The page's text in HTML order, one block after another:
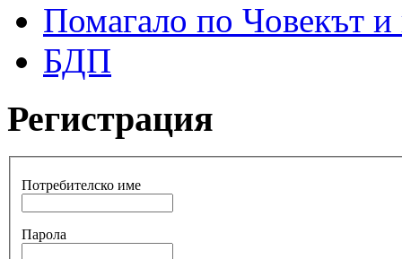
Помагало по Човекът и
БДП
Регистрация
Потребителско име
Парола